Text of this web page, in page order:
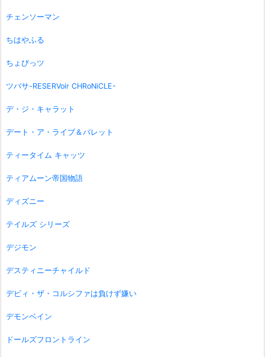
チェンソーマン
ちはやふる
ちょびっツ
ツバサ-RESERVoir CHRoNiCLE-
デ・ジ・キャラット
デート・ア・ライブ＆バレット
ティータイム キャッツ
ティアムーン帝国物語
ディズニー
テイルズ シリーズ
デジモン
デスティニーチャイルド
デビィ・ザ・コルシファは負けず嫌い
デモンベイン
ドールズフロントライン